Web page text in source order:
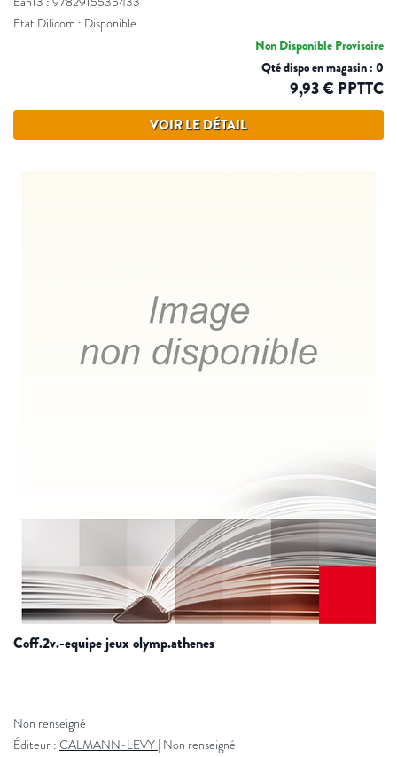
Etat Dilicom : Disponible
Non Disponible Provisoire
Qté dispo en magasin : 0
9,93 € PPTTC
VOIR LE DÉTAIL
coff.2v.-equipe jeux olymp.athenes
Non renseigné
Éditeur : CALMANN-LEVY | Non renseigné